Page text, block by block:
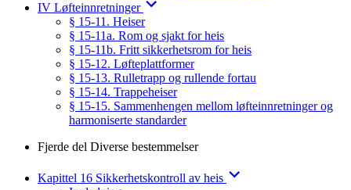
IV Løfteinnretninger
§ 15-11. Heiser
§ 15-11a. Rom og sjakt for heis
§ 15-11b. Fritt sikkerhetsrom for heis
§ 15-12. Løfteplattformer
§ 15-13. Rulletrapp og rullende fortau
§ 15-14. Trappeheiser
§ 15-15. Sammenhengen mellom løfteinnretninger og
harmoniserte standarder
Fjerde del Diverse bestemmelser
Kapittel 16 Sikkerhetskontroll av heis